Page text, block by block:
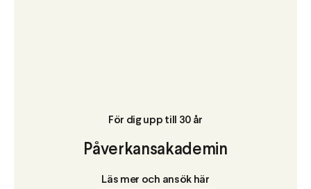
För dig upp till 30 år
Påverkansakademin
Läs mer och ansök här